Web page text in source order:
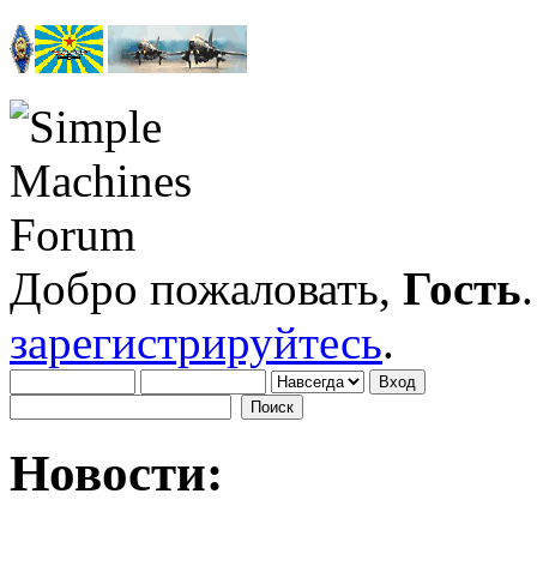
Добро пожаловать, Гость
зарегистрируйтесь.
Новости: